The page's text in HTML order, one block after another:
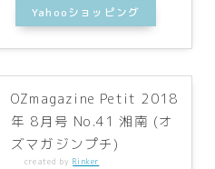
Yahooショッピング
OZmagazine Petit 2018
年 8月号 No.41 湘南 (オ
ズマガジンプチ)
created byRinker